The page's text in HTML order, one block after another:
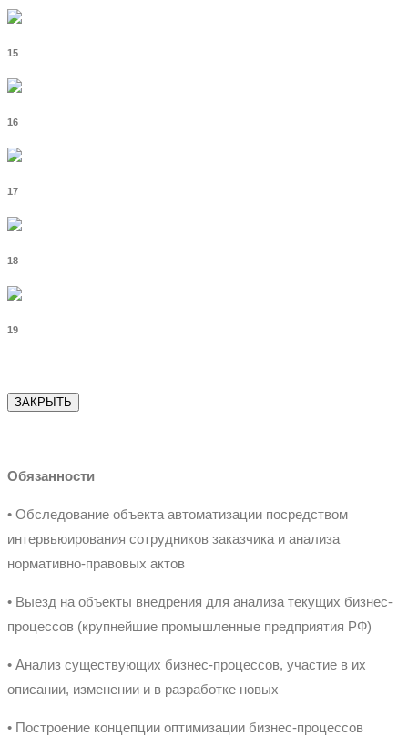
15
16
17
18
19
ЗАКРЫТЬ
Обязанности
• Обследование объекта автоматизации посредством
интервьюирования сотрудников заказчика и анализа
нормативно-правовых актов
• Выезд на объекты внедрения для анализа текущих бизнес-
процессов (крупнейшие промышленные предприятия РФ)
• Анализ существующих бизнес-процессов, участие в их
описании, изменении и в разработке новых
• Построение концепции оптимизации бизнес-процессов